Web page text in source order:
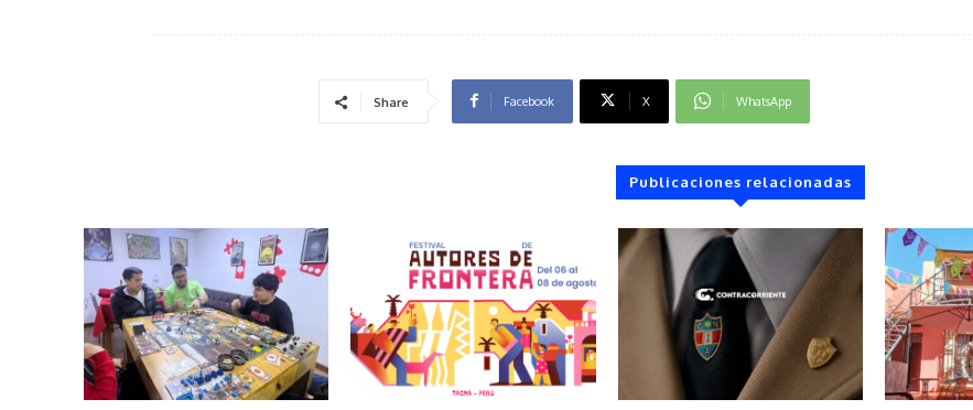
Share Facebook X WhatsApp
Publicaciones relacionadas